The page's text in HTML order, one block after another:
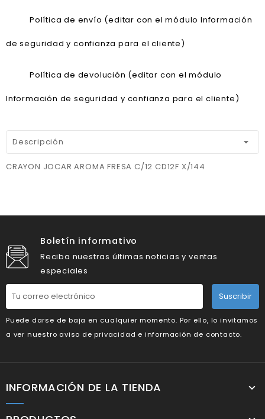
Política de envío (editar con el módulo Información
de seguridad y confianza para el cliente)
Política de devolución (editar con el módulo
Información de seguridad y confianza para el cliente)
Descripción
CRAYON JOCAR AROMA FRESA C/12 CD12F X/144
Boletín informativo
Reciba nuestras últimas noticias y ventas
especiales
Suscribir
Puede darse de baja en cualquier momento. Por ello, lo invitamos
a ver nuestro aviso de privacidad e información de contacto.
INFORMACIÓN DE LA TIENDA